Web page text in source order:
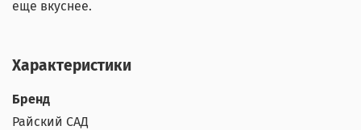
еще вкуснее.
Характеристики
Бренд
Райский САД